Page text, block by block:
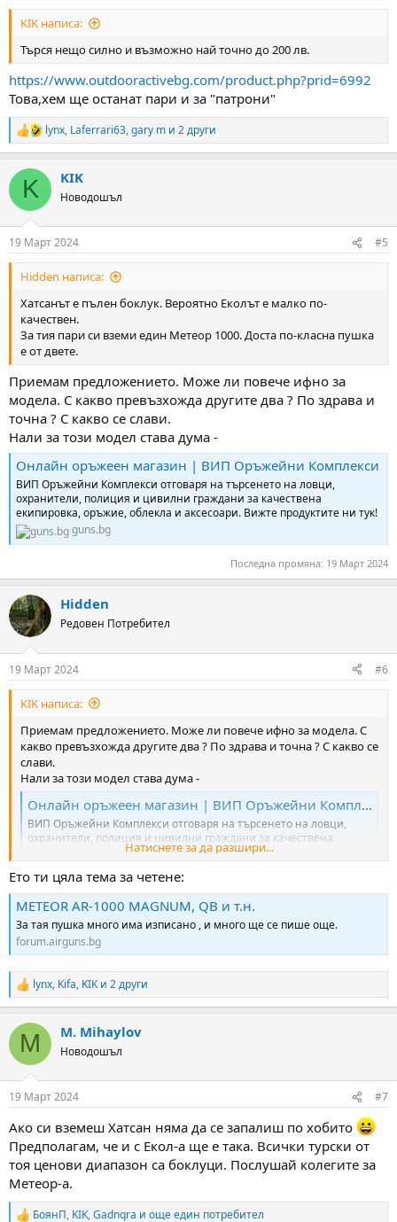
:
KIK написа:
Търся нещо силно и възможно най точно до 200 лв.
https://www.outdooractivebg.com/product.php?prid=6992
Това,хем ще останат пари и за "патрони"
R
e
c
i
s
:
lynx, Laferrari63,gary m и 2 други
K KIK
Новодошъл
19 Март 2024 #5
Hidden написа:
Хатсанът е пълен боклук. Вероятно Еколът е малко по-
качествен.
За тия пари си вземи един Метеор 1000. Доста по-класна пушка
е от двете.
Приемам предложението. Може ли повече ифно за
модела. С какво превъзхожда другите два ? По здрава и
точна ? С какво се слави.
Нали за този модел става дума -
Онлайн оръжеен магазин | ВИП Оръжейни Комплекси
ВИП Оръжейни Комплекси отговаря на търсенето на ловци,
охранители, полиция и цивилни граждани за качествена
екипировка, оръжие, облекла и аксесоари. Вижте продуктите ни тук!
guns.bg
Последна промяна: 19 Март 2024
Hidden
Редовен Потребител
19 Март 2024 #6
KIK написа:
Приемам предложението. Може ли повече ифно за модела. С
какво превъзхожда другите два ? По здрава и точна ? С какво се
слави.
Нали за този модел става дума -
Онлайн оръжеен магазин | ВИП Оръжейни Комплекси
ВИП Оръжейни Комплекси отговаря на търсенето на ловци,
охранители, полиция и цивилни граждани за качествена
екипировка, оръжие, облекла и аксесоари. Вижте продуктите ни
тук!
guns.bg
Натиснете за да разшири...
Ето ти цяла тема за четене:
METEOR AR-1000 MAGNUМ, QB и т.н.
За тая пушка много има изписано , и много ще се пише още.
forum.airguns.bg
R
e
c
i
s
lynx, Kifa, KIKи 2 други
M M. Mihaylov
Новодошъл
19 Март 2024 #7
Ако си вземеш Хатсан няма да се запалиш по хобито
Предполагам, че и с Екол-а ще е така. Всички турски от
тоя ценови диапазон са боклуци. Послушай колегите за
Метеор-а.
БоянП, KIK,Gadnqra и още един потребител